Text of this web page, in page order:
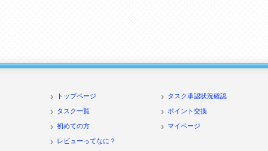
トップページ
タスク一覧
初めての方
レビューってなに？
タスク承認状況確認
ポイント交換
マイページ